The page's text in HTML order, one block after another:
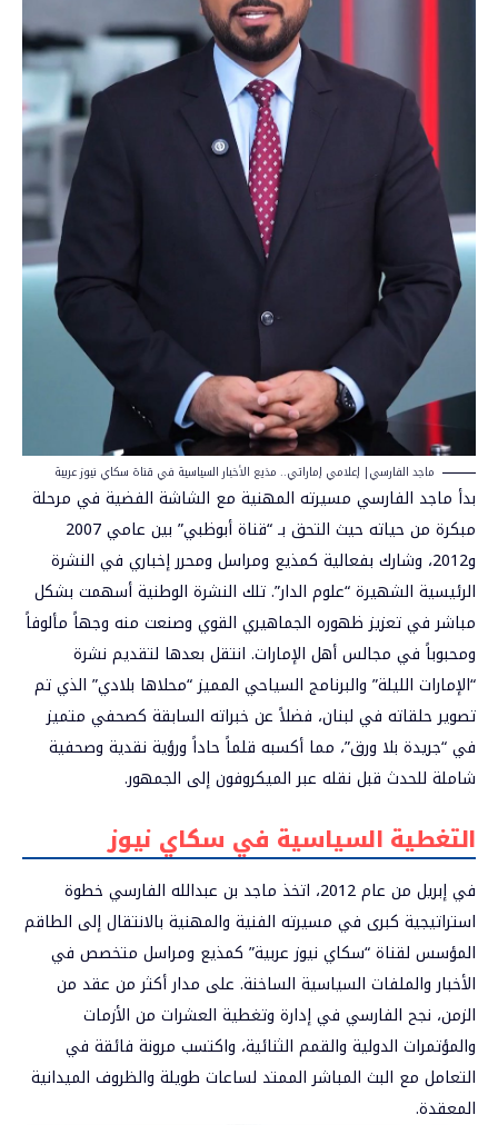
ماجد الفارسي| إعلامي إماراتي.. مذيع الأخبار السياسية في قناة سكاي نيوز عربية
بدأ ماجد الفارسي مسيرته المهنية مع الشاشة الفضية في مرحلة
مبكرة من حياته حيث التحق بـ “قناة أبوظبي” بين عامي 2007
و2012، وشارك بفعالية كمذيع ومراسل ومحرر إخباري في النشرة
الرئيسية الشهيرة “علوم الدار”. تلك النشرة الوطنية أسهمت بشكل
مباشر في تعزيز ظهوره الجماهيري القوي وصنعت منه وجهاً مألوفاً
ومحبوباً في مجالس أهل الإمارات. انتقل بعدها لتقديم نشرة
“الإمارات الليلة” والبرنامج السياحي المميز “محلاها بلادي” الذي تم
تصوير حلقاته في لبنان، فضلاً عن خبراته السابقة كصحفي متميز
في “جريدة بلا ورق”، مما أكسبه قلماً حاداً ورؤية نقدية وصحفية
شاملة للحدث قبل نقله عبر الميكروفون إلى الجمهور.
التغطية السياسية في سكاي نيوز
في إبريل من عام 2012، اتخذ ماجد بن عبدالله الفارسي خطوة
استراتيجية كبرى في مسيرته الفنية والمهنية بالانتقال إلى الطاقم
المؤسس لقناة “سكاي نيوز عربية” كمذيع ومراسل متخصص في
الأخبار والملفات السياسية الساخنة. على مدار أكثر من عقد من
الزمن، نجح الفارسي في إدارة وتغطية العشرات من الأزمات
والمؤتمرات الدولية والقمم الثنائية، واكتسب مرونة فائقة في
التعامل مع البث المباشر الممتد لساعات طويلة والظروف الميدانية
المعقدة.